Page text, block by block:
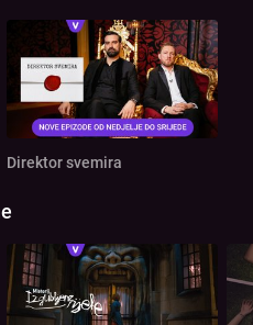
Direktor svemira